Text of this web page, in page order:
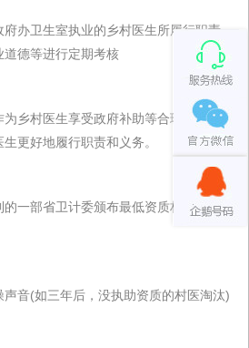
办卫生室执业的乡村医生所履行职责、
道德等进行定期考核
乡村医生享受政府补助等合理待遇的主
更好地履行职责和义务。
一部省卫计委颁布最低资质村医进卫生
音(如三年后，没执助资质的村医淘汰)